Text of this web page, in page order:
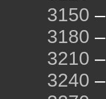
3150 –
3180 –
3210 –
3240 –